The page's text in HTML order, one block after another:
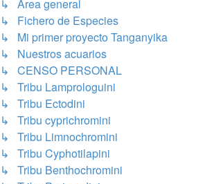
↳ Área general
↳ Fichero de Especies
↳ Mi primer proyecto Tanganyika
↳ Nuestros acuarios
↳ CENSO PERSONAL
↳ Tribu Lamprologuini
↳ Tribu Ectodini
↳ Tribu cyprichromini
↳ Tribu Limnochromini
↳ Tribu Cyphotilapini
↳ Tribu Benthochromini